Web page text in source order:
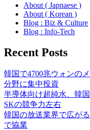
About ( Japnaese )
About ( Korean )
Blog : Biz & Culture
Blog : Info-Tech
Recent Posts
韓国で4700兆ウォンの
分野に集中投資
半導体向け超純水、韓
SKの競争力左右
韓国の放送業界で広が
で協業